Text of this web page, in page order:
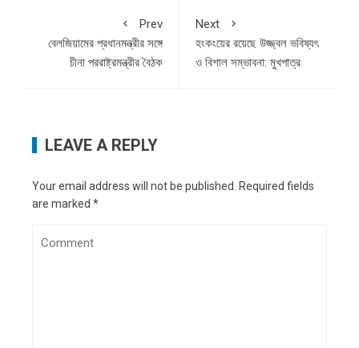
Prev
বেলজিয়ামের প্রধানমন্ত্রীর সঙ্গে
চীনা পররাষ্ট্রমন্ত্রীর বৈঠক
Next
হংকংয়ের রয়েছে উজ্জ্বল ভবিষ্যৎ
ও বিশাল সম্ভাবনা: মুখপাত্র
LEAVE A REPLY
Your email address will not be published. Required fields
are marked *